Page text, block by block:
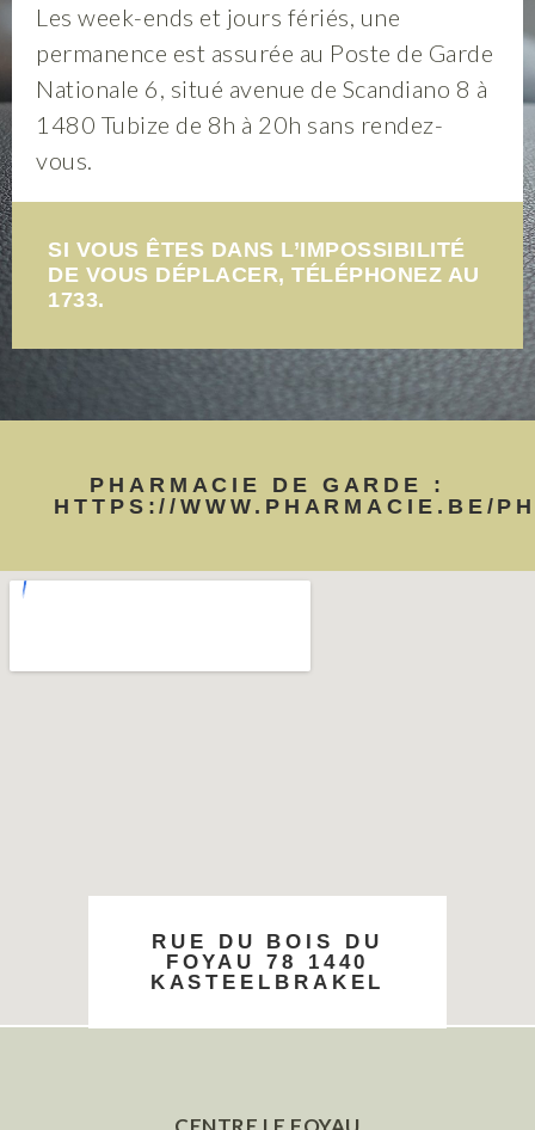
Les week-ends et jours fériés, une
permanence est assurée au Poste de Garde
Nationale 6, situé avenue de Scandiano 8 à
1480 Tubize de 8h à 20h sans rendez-
vous.
SI VOUS ÊTES DANS L’IMPOSSIBILITÉ
DE VOUS DÉPLACER, TÉLÉPHONEZ AU
1733.
PHARMACIE DE GARDE :
HTTPS://WWW.PHARMACIE.BE/
RUE DU BOIS DU
FOYAU 78 1440
KASTEELBRAKEL